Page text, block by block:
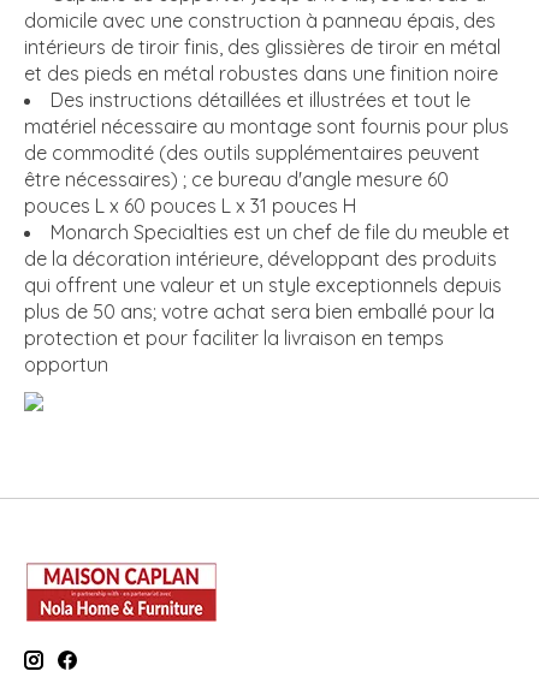
domicile avec une construction à panneau épais, des
intérieurs de tiroir finis, des glissières de tiroir en métal
et des pieds en métal robustes dans une finition noire
Des instructions détaillées et illustrées et tout le
matériel nécessaire au montage sont fournis pour plus
de commodité (des outils supplémentaires peuvent
être nécessaires) ; ce bureau d'angle mesure 60
pouces L x 60 pouces L x 31 pouces H
Monarch Specialties est un chef de file du meuble et
de la décoration intérieure, développant des produits
qui offrent une valeur et un style exceptionnels depuis
plus de 50 ans; votre achat sera bien emballé pour la
protection et pour faciliter la livraison en temps
opportun